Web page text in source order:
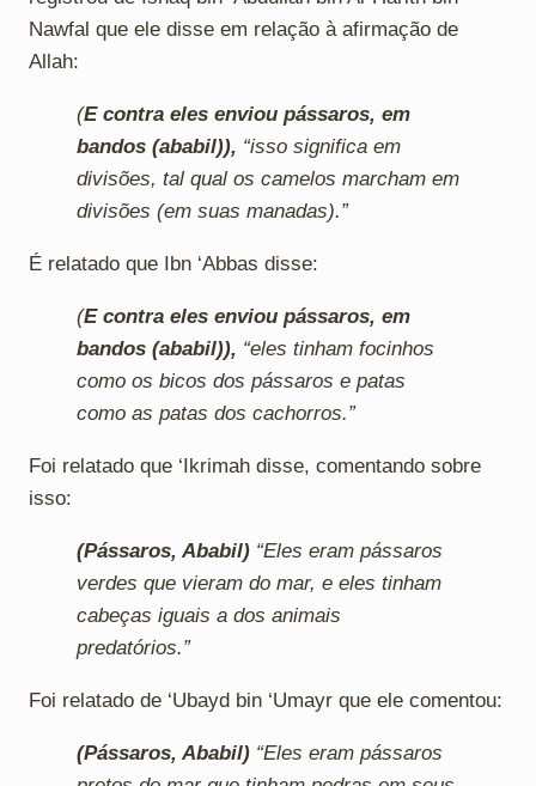
Nawfal que ele disse em relação à afirmação de
Allah:
(E contra eles enviou pássaros, em
bandos (ababil)), “isso significa em
divisões, tal qual os camelos marcham em
divisões (em suas manadas).”
É relatado que Ibn ‘Abbas disse:
(E contra eles enviou pássaros, em
bandos (ababil)), “eles tinham focinhos
como os bicos dos pássaros e patas
como as patas dos cachorros.”
Foi relatado que ‘Ikrimah disse, comentando sobre
isso:
(Pássaros, Ababil) “Eles eram pássaros
verdes que vieram do mar, e eles tinham
cabeças iguais a dos animais
predatórios.”
Foi relatado de ‘Ubayd bin ‘Umayr que ele comentou:
(Pássaros, Ababil) “Eles eram pássaros